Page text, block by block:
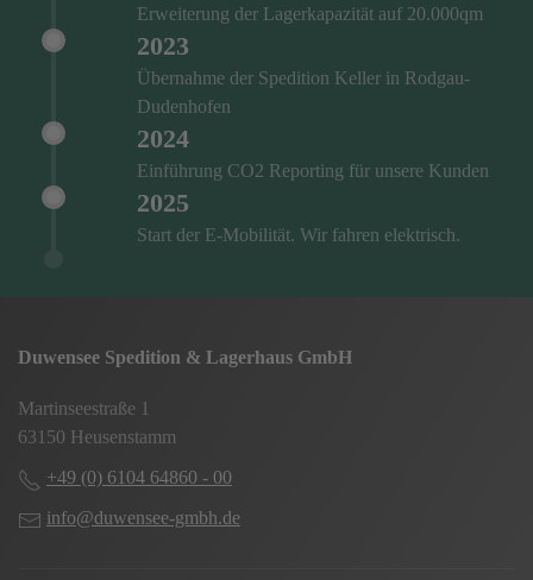
Erweiterung der Lagerkapazität auf 20.000qm
2023
Übernahme der Spedition Keller in Rodgau-
Dudenhofen
2024
Einführung CO2 Reporting für unsere Kunden
2025
Start der E-Mobilität. Wir fahren elektrisch.
Duwensee Spedition & Lagerhaus GmbH
Martinseestraße 1
63150 Heusenstamm
+49 (0) 6104 64860 - 00
info@duwensee-gmbh.de